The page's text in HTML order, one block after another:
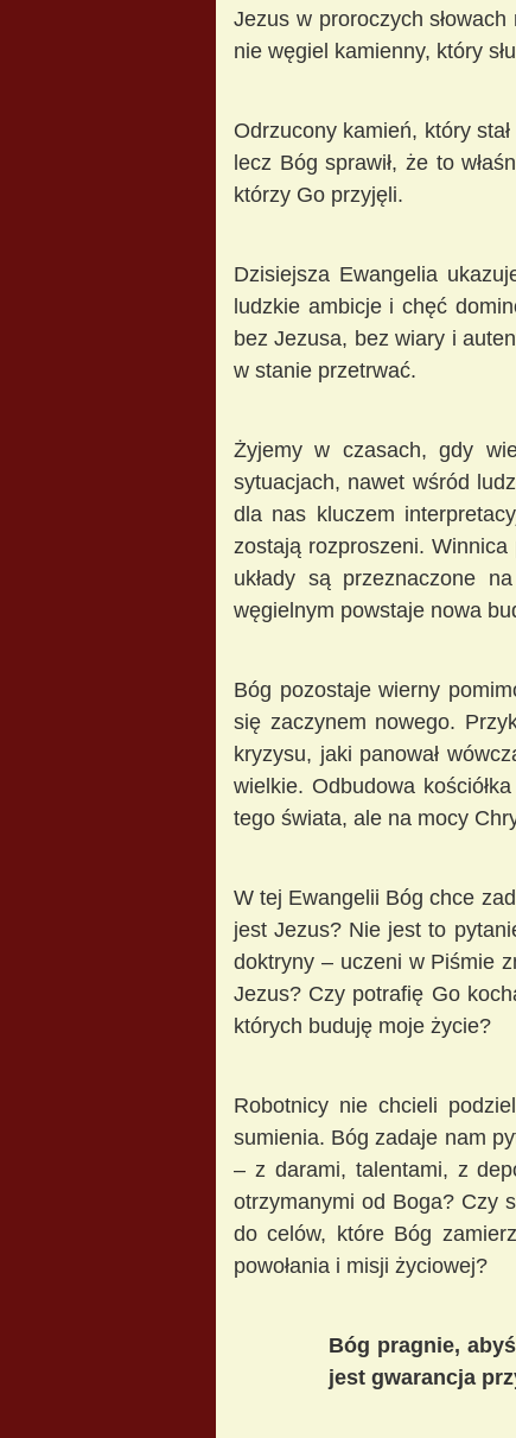
Jezus w proroczych
nie węgiel kamienny, który
Odrzucony kamień, który
lecz Bóg sprawił, że to
którzy Go przyjęli.
Dzisiejsza Ewangelia
ludzkie ambicje i chęć
bez Jezusa, bez wiary i
w stanie przetrwać.
Żyjemy w czasach, gdy
sytuacjach, nawet wśród
dla nas kluczem
zostają rozproszeni.
układy są przeznaczone
węgielnym powstaje nowa
Bóg pozostaje wierny
się zaczynem nowego.
kryzysu, jaki panował
wielkie. Odbudowa
tego świata, ale na mocy
W tej Ewangelii Bóg chce
jest Jezus? Nie jest to
doktryny – uczeni w Piśmie
Jezus? Czy potrafię Go
których buduję moje życie?
Robotnicy nie chcieli
sumienia. Bóg zadaje nam
– z darami, talentami, z
otrzymanymi od Boga? Czy
do celów, które Bóg
powołania i misji życiowej?
Bóg pragnie,
jest gwarancja